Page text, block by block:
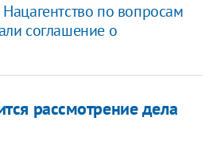
по вопросам
соглашение о
рассмотрение дела